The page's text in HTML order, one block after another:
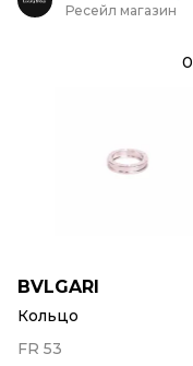
Ресейл магазин
0
BVLGARI
Кольцо
FR 53